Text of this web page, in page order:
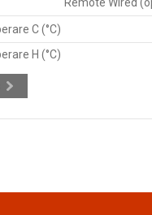
C (°C)
H (°C)